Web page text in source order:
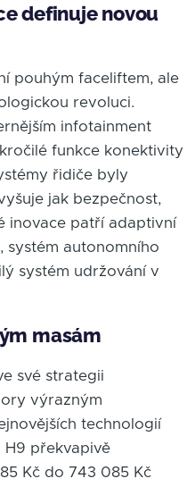
definuje novou
pouhým faceliftem, ale
revoluci.
infotainment
funkce konektivity
řidiče byly
jak bezpečnost,
inovace patří adaptivní
systém autonomního
systém udržování v
masám
své strategii
výrazným
technologií
H9 překvapivě
Kč do 743 085 Kč